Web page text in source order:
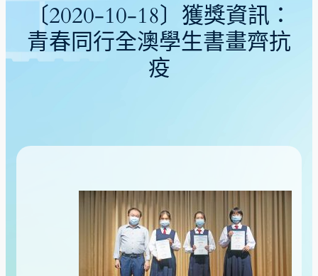
〔2020-10-18〕獲獎資訊：
青春同行全澳學生書畫齊抗
疫